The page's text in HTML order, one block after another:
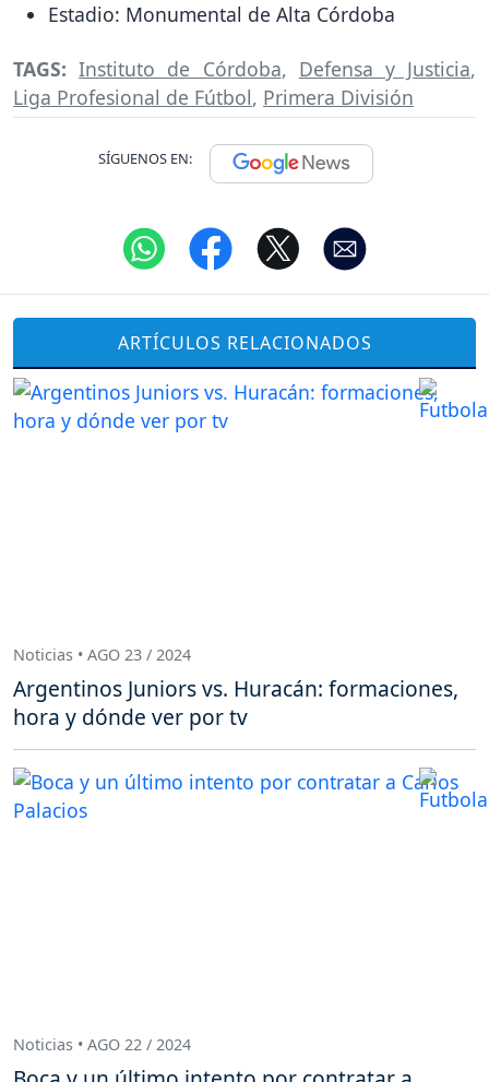
Estadio: Monumental de Alta Córdoba
TAGS:Instituto de Córdoba, Defensa y Justicia,
Liga Profesional de Fútbol, Primera División
SÍGUENOS EN:
ARTÍCULOS RELACIONADOS
Noticias • AGO 23 / 2024
Argentinos Juniors vs. Huracán: formaciones,
hora y dónde ver por tv
Noticias • AGO 22 / 2024